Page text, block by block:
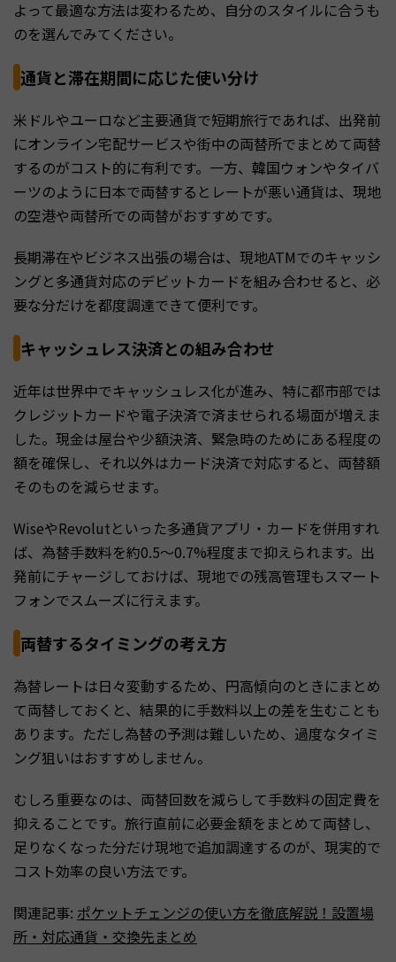
よって最適な方法は変わるため、自分のスタイルに合うも
のを選んでみてください。
通貨と滞在期間に応じた使い分け
米ドルやユーロなど主要通貨で短期旅行であれば、出発前
にオンライン宅配サービスや街中の両替所でまとめて両替
するのがコスト的に有利です。一方、韓国ウォンやタイバ
ーツのように日本で両替するとレートが悪い通貨は、現地
の空港や両替所での両替がおすすめです。
長期滞在やビジネス出張の場合は、現地ATMでのキャッシ
ングと多通貨対応のデビットカードを組み合わせると、必
要な分だけを都度調達できて便利です。
キャッシュレス決済との組み合わせ
近年は世界中でキャッシュレス化が進み、特に都市部では
クレジットカードや電子決済で済ませられる場面が増えま
した。現金は屋台や少額決済、緊急時のためにある程度の
額を確保し、それ以外はカード決済で対応すると、両替額
そのものを減らせます。
WiseやRevolutといった多通貨アプリ・カードを併用すれ
ば、為替手数料を約0.5〜0.7%程度まで抑えられます。出
発前にチャージしておけば、現地での残高管理もスマート
フォンでスムーズに行えます。
両替するタイミングの考え方
為替レートは日々変動するため、円高傾向のときにまとめ
て両替しておくと、結果的に手数料以上の差を生むことも
あります。ただし為替の予測は難しいため、過度なタイミ
ング狙いはおすすめしません。
むしろ重要なのは、両替回数を減らして手数料の固定費を
抑えることです。旅行直前に必要金額をまとめて両替し、
足りなくなった分だけ現地で追加調達するのが、現実的で
コスト効率の良い方法です。
関連記事: ポケットチェンジの使い方を徹底解説！設置場
所・対応通貨・交換先まとめ